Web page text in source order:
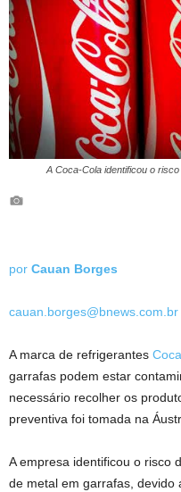
A Coca-Cola identificou o
por Cauan Borges
cauan.borges@bnews.com.br
A marca de refrigerantes
garrafas podem estar
necessário recolher os
preventiva foi tomada na
A empresa identificou o risco
de metal em garrafas, devido